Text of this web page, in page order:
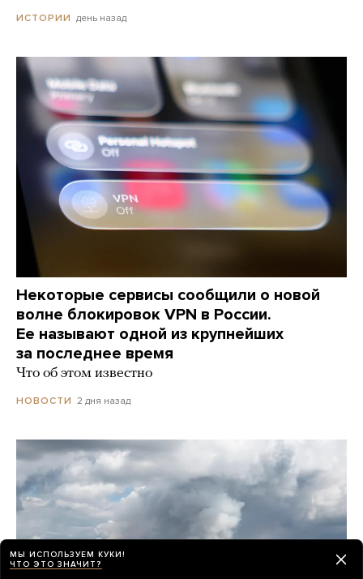
ИСТОРИИ день назад
Некоторые сервисы сообщили о новой
волне блокировок VPN в России.
Ее называют одной из крупнейших
за последнее время
Что об этом известно
НОВОСТИ 2 дня назад
МЫ ИСПОЛЬЗУЕМ КУКИ!
ЧТО ЭТО ЗНАЧИТ?